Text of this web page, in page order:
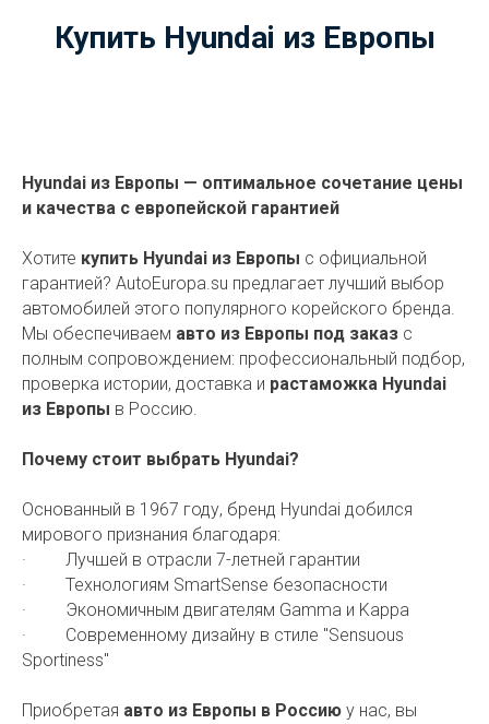
Купить Hyundai из Европы
Hyundai из Европы — оптимальное сочетание цены
и качества с европейской гарантией
Хотите купить Hyundai из Европы с официальной
гарантией? AutoEuropa.su предлагает лучший выбор
автомобилей этого популярного корейского бренда.
Мы обеспечиваем авто из Европы под заказ с
полным сопровождением: профессиональный подбор,
проверка истории, доставка и растаможка Hyundai
из Европы в Россию.
Почему стоит выбрать Hyundai?
Основанный в 1967 году, бренд Hyundai добился
мирового признания благодаря:
· Лучшей в отрасли 7-летней гарантии
· Технологиям SmartSense безопасности
· Экономичным двигателям Gamma и Kappa
· Современному дизайну в стиле "Sensuous
Sportiness"
Приобретая авто из Европы в Россию у нас, вы